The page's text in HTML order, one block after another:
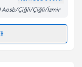
Aydınlatma
Aosb/Çiğli/Çiğli/İzmir